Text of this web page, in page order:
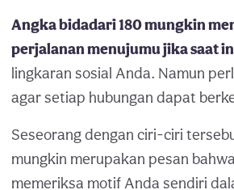
Angka bidadari 180 mungkin
perjalanan menujumu jika saat
lingkaran sosial Anda. Namun
agar setiap hubungan dapat
Seseorang dengan ciri-ciri
mungkin merupakan pesan
memeriksa motif Anda sendiri